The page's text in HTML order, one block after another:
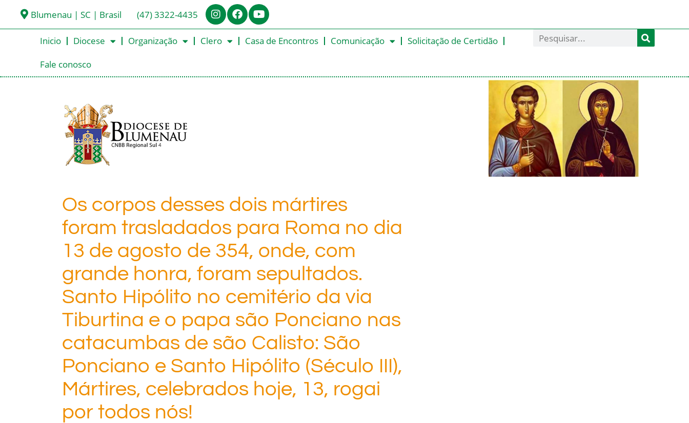
Blumenau | SC | Brasil (47) 3322-4435
Inicio Diocese Organização Clero Casa de Encontros Comunicação
Solicitação de Certidão
Fale conosco
Os corpos desses dois mártires
foram trasladados para Roma no dia
13 de agosto de 354, onde, com
grande honra, foram sepultados.
Santo Hipólito no cemitério da via
Tiburtina e o papa são Ponciano nas
catacumbas de são Calisto: São
Ponciano e Santo Hipólito (Século III),
Mártires, celebrados hoje, 13, rogai
por todos nós!